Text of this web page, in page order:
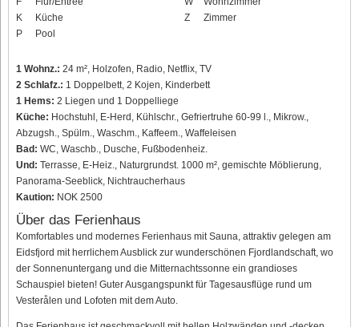
K
Küche
P
Pool
Z
Zimmer
1 Wohnz.: 24 m², Holzofen, Radio, Netflix, TV
2 Schlafz.: 1 Doppelbett, 2 Kojen, Kinderbett
1 Hems: 2 Liegen und 1 Doppelliege
Küche: Hochstuhl, E-Herd, Kühlschr., Gefriertruhe 60-99 l., Mikrow.,
Abzugsh., Spülm., Waschm., Kaffeem., Waffeleisen
Bad: WC, Waschb., Dusche, Fußbodenheiz.
Und: Terrasse, E-Heiz., Naturgrundst. 1000 m², gemischte Möblierung,
Panorama-Seeblick, Nichtraucherhaus
Kaution: NOK 2500
Über das Ferienhaus
Komfortables und modernes Ferienhaus mit Sauna, attraktiv gelegen am
Eidsfjord mit herrlichem Ausblick zur wunderschönen Fjordlandschaft, wo
der Sonnenuntergang und die Mitternachtssonne ein grandioses
Schauspiel bieten! Guter Ausgangspunkt für Tagesausflüge rund um
Vesterålen und Lofoten mit dem Auto.